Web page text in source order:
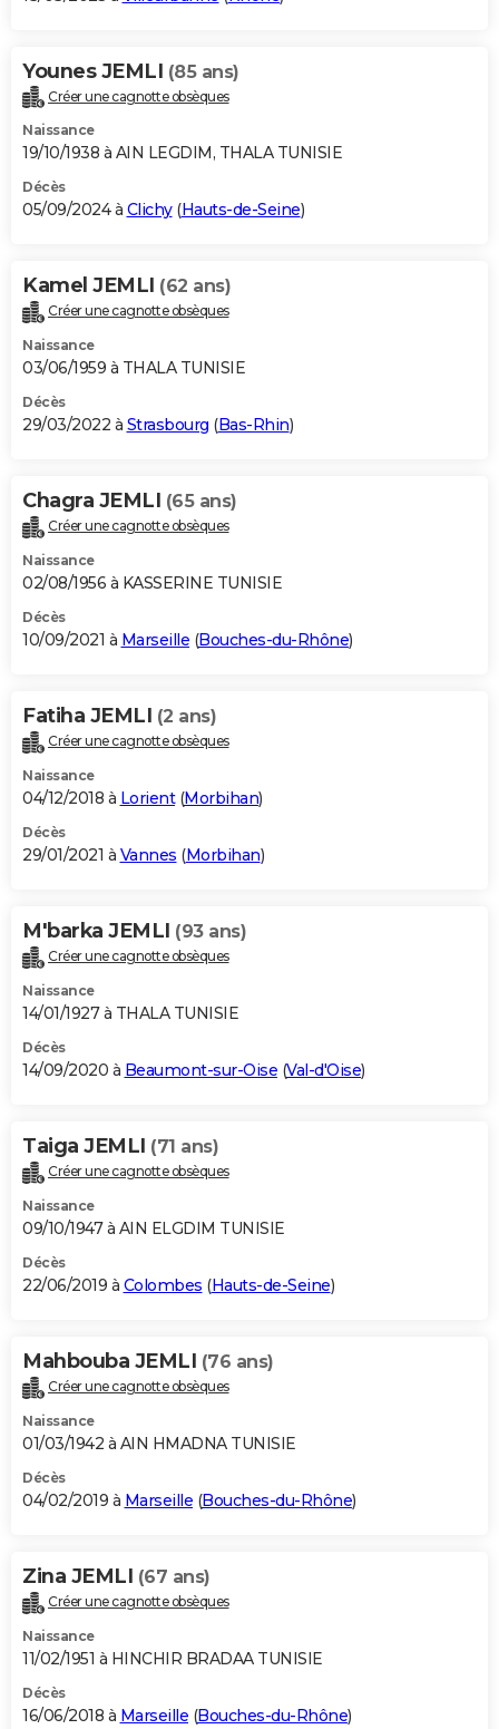
Younes JEMLI (85 ans)
Créer une cagnotte obsèques
Naissance
19/10/1938 à AIN LEGDIM, THALA TUNISIE
Décès
05/09/2024 à Clichy(Hauts-de-Seine)
Kamel JEMLI (62 ans)
Créer une cagnotte obsèques
Naissance
03/06/1959 à THALA TUNISIE
Décès
29/03/2022 à Strasbourg (Bas-Rhin)
Chagra JEMLI (65 ans)
Créer une cagnotte obsèques
Naissance
02/08/1956 à KASSERINE TUNISIE
Décès
10/09/2021 à Marseille (Bouches-du-Rhône)
Fatiha JEMLI (2 ans)
Créer une cagnotte obsèques
Naissance
04/12/2018 à Lorient(Morbihan)
Décès
29/01/2021 à Vannes (Morbihan)
M'barka JEMLI (93 ans)
Créer une cagnotte obsèques
Naissance
14/01/1927 à THALA TUNISIE
Décès
14/09/2020 à Beaumont-sur-Oise (Val-d'Oise)
Taiga JEMLI (71 ans)
Créer une cagnotte obsèques
Naissance
09/10/1947 à AIN ELGDIM TUNISIE
Décès
22/06/2019 à Colombes (Hauts-de-Seine)
Mahbouba JEMLI (76 ans)
Créer une cagnotte obsèques
Naissance
01/03/1942 à AIN HMADNA TUNISIE
Décès
04/02/2019 à Marseille (Bouches-du-Rhône)
Zina JEMLI (67 ans)
Créer une cagnotte obsèques
Naissance
11/02/1951 à HINCHIR BRADAA TUNISIE
Décès
16/06/2018 à Marseille (Bouches-du-Rhône)